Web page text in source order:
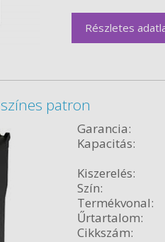
Részletes
patron
Garancia:
Kapacitás:
Kiszerelés:
Szín:
Termékvonal:
Űrtartalom:
Cikkszám: